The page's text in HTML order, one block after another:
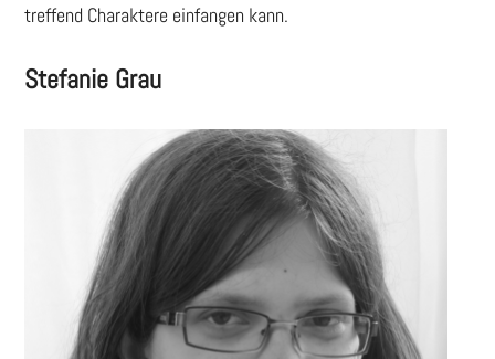
treffend Charaktere einfangen kann.
Stefanie Grau